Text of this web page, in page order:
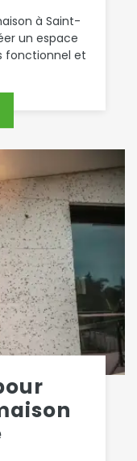
à Saint-
un espace
fonctionnel et